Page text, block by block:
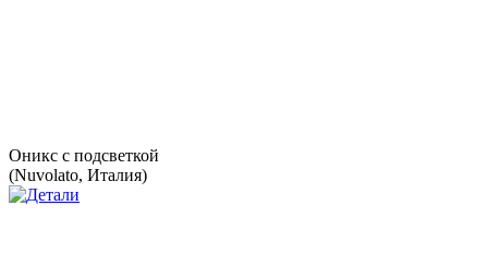
Оникс с подсветкой
(Nuvolato, Италия)